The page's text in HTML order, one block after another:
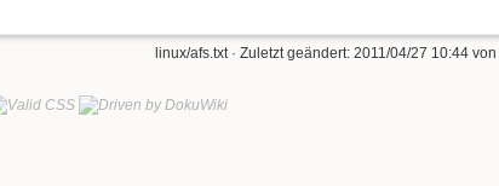
linux/afs.txt · Zuletzt geändert: 2011/04/27 10:44 von